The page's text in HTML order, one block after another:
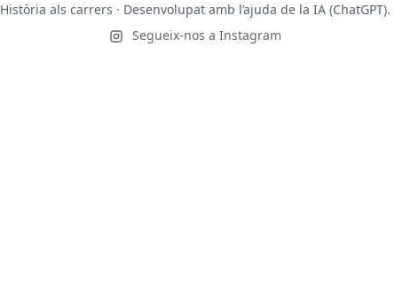
Història als carrers · Desenvolupat amb l’ajuda de la IA (ChatGPT).
Segueix-nos a Instagram